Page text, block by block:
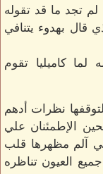
تجد ما قد تقوله
قال بهدوء يتنافي
لما كاميليا تقوم
نظرات أدهم
الإطمئنان علي
آلم مظهرها قلب
العيون تناظره